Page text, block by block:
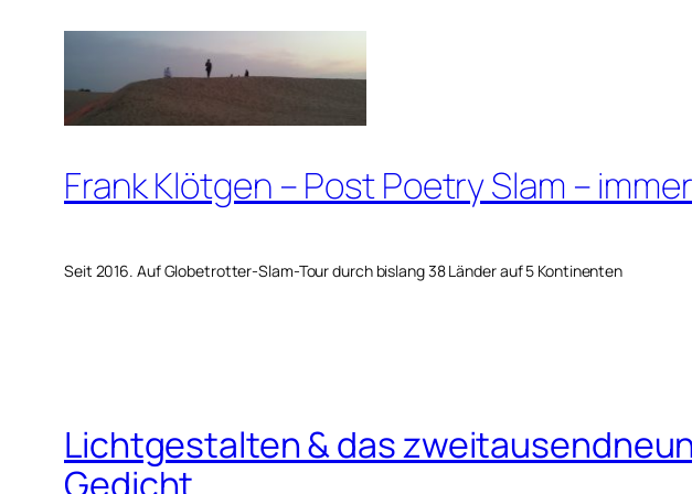
springen
Frank Klötgen – Post Poetry Slam –
Seit 2016. Auf Globetrotter-Slam-Tour durch bislang 38 Länder auf 5 Kontinenten
Lichtgestalten & das